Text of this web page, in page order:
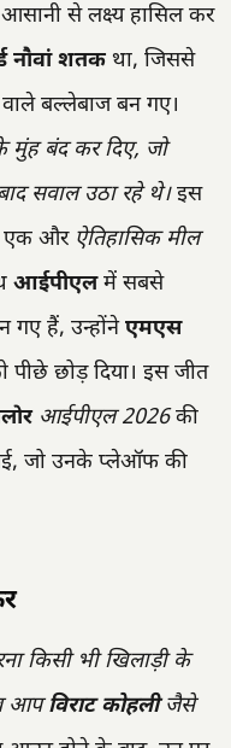
से लक्ष्य हासिल कर
नौवां शतक था, जिससे
बल्लेबाज बन गए।
मुंह बंद कर दिए, जो
सवाल उठा रहे थे।इस
और ऐतिहासिक मील
आईपीएलमें सबसे
गए हैं, उन्होंनेएमएस
पीछे छोड़ दिया। इस जीत
आईपीएल 2026की
जो उनके प्लेऑफ की
किसी भी खिलाड़ी के
आपविराट कोहलीजैसे